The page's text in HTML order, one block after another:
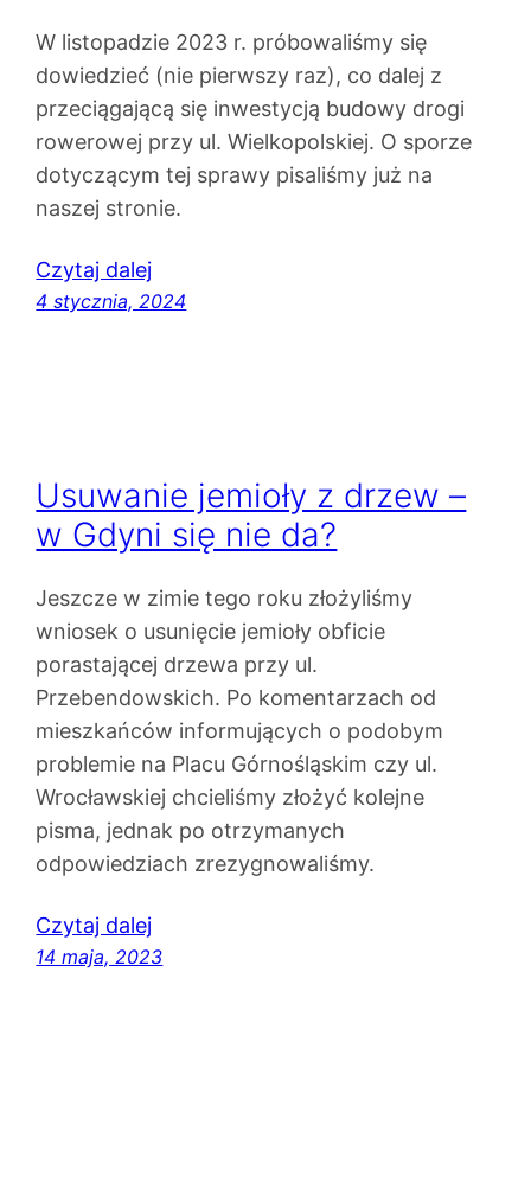
W listopadzie 2023 r. próbowaliśmy się
dowiedzieć (nie pierwszy raz), co dalej z
przeciągającą się inwestycją budowy drogi
rowerowej przy ul. Wielkopolskiej. O sporze
dotyczącym tej sprawy pisaliśmy już na
naszej stronie.
Czytaj dalej
4 stycznia, 2024
Usuwanie jemioły z drzew –
w Gdyni się nie da?
Jeszcze w zimie tego roku złożyliśmy
wniosek o usunięcie jemioły obficie
porastającej drzewa przy ul.
Przebendowskich. Po komentarzach od
mieszkańców informujących o podobym
problemie na Placu Górnośląskim czy ul.
Wrocławskiej chcieliśmy złożyć kolejne
pisma, jednak po otrzymanych
odpowiedziach zrezygnowaliśmy.
Czytaj dalej
14 maja, 2023